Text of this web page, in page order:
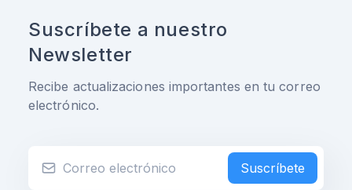
Suscríbete a nuestro
Newsletter
Recibe actualizaciones importantes en tu correo
electrónico.
Suscríbete